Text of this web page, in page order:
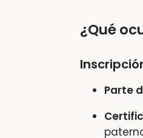
¿Qué
Parte